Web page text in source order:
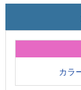
カラ